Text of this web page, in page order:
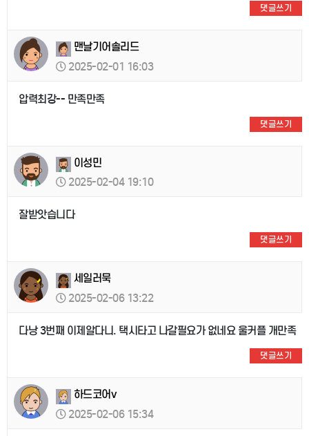
댓글쓰기
맨날기어솔리드
2025-02-01 16:03
압력최강-- 만족만족
댓글쓰기
이성민
2025-02-04 19:10
잘받앗습니다
댓글쓰기
세일러묵
2025-02-06 13:22
다낭 3번째 이제알다니. 택시타고 나갈필요가 없네요 울커플 개만족
댓글쓰기
하드코어v
2025-02-06 15:34